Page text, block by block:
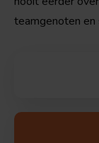
teamgenoten en